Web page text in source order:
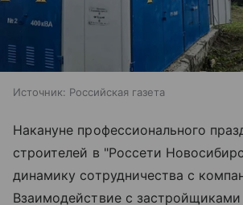
Источник: Российская газета
Накануне профессионального
строителей в "Россети
динамику сотрудничества с
Взаимодействие с застройщиками